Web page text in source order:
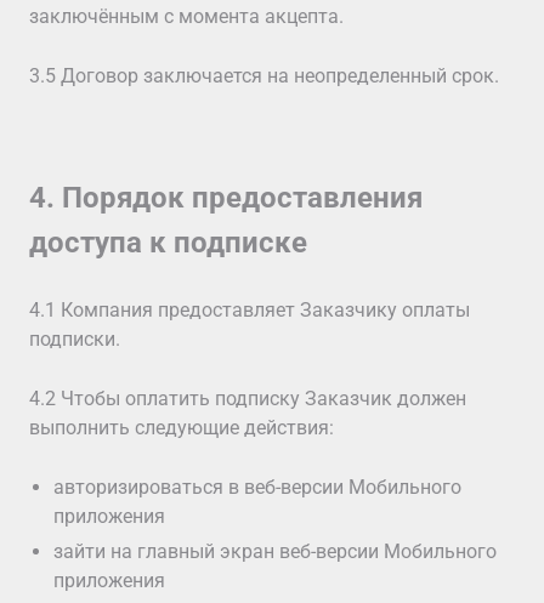
заключённым с момента акцепта.
3.5 Договор заключается на неопределенный срок.
4. Порядок предоставления
доступа к подписке
4.1 Компания предоставляет Заказчику оплаты
подписки.
4.2 Чтобы оплатить подписку Заказчик должен
выполнить следующие действия:
авторизироваться в веб-версии Мобильного
приложения
зайти на главный экран веб-версии Мобильного
приложения